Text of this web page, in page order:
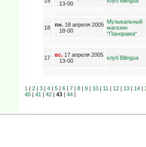
13-00
18 пн. 18 апреля 2005
18-00
Музыкальный
магазин
"Панорама"
17 вс. 17 апреля 2005
13-00
клуб Bilingua
1 | 2| 3| 4| 5| 6| 7| 8| 9| 10| 11 | 12| 13| 14|
40| 41 | 42| 43| 44|